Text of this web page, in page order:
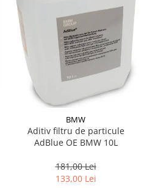
BMW
Aditiv filtru de particule
AdBlue OE BMW 10L
181,00 Lei
133,00 Lei